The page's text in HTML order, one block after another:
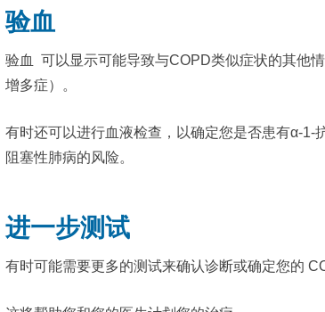
验血
验血 可以显示可能导致与COPD类似症状的其他
增多症）。
有时还可以进行血液检查，以确定您是否患有α-1-
阻塞性肺病的风险。
进一步测试
有时可能需要更多的测试来确认诊断或确定您的